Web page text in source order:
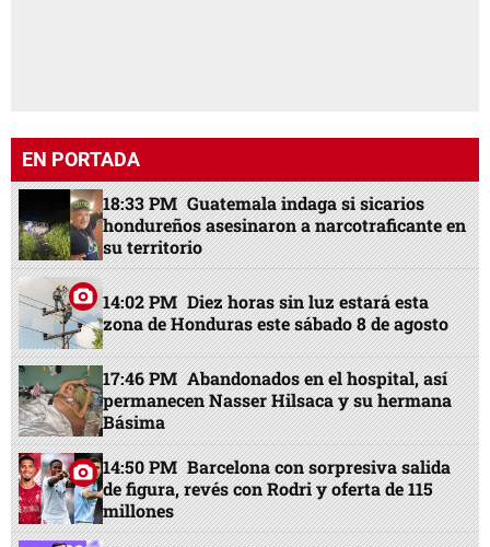
EN PORTADA
18:33 PM Guatemala indaga si sicarios
hondureños asesinaron a narcotraficante en
su territorio
14:02 PM Diez horas sin luz estará esta
zona de Honduras este sábado 8 de agosto
17:46 PM Abandonados en el hospital, así
permanecen Nasser Hilsaca y su hermana
Básima
14:50 PM Barcelona con sorpresiva salida
de figura, revés con Rodri y oferta de 115
millones